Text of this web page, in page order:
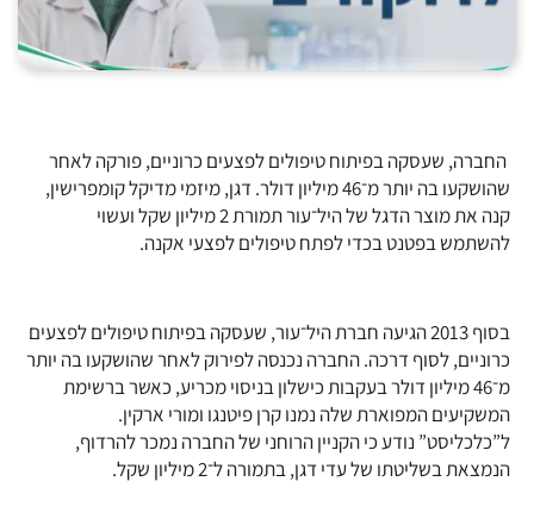
החברה, שעסקה בפיתוח טיפולים לפצעים כרוניים, פורקה לאחר
שהושקעו בה יותר מ־46 מיליון דולר. דגן, מיזמי מדיקל קומפרישין,
קנה את מוצר הדגל של היל־עור תמורת 2 מיליון שקל ועשוי
להשתמש בפטנט בכדי לפתח טיפולים לפצעי אקנה.
בסוף 2013 הגיעה חברת היל־עור, שעסקה בפיתוח טיפולים לפצעים
כרוניים, לסוף דרכה. החברה נכנסה לפירוק לאחר שהושקעו בה יותר
מ־46 מיליון דולר בעקבות כישלון בניסוי מכריע, כאשר ברשימת
המשקיעים המפוארת שלה נמנו קרן פיטנגו ומורי ארקין.
ל”כלכליסט” נודע כי הקניין הרוחני של החברה נמכר להרדוף,
הנמצאת בשליטתו של עדי דגן, בתמורה ל־2 מיליון שקל.